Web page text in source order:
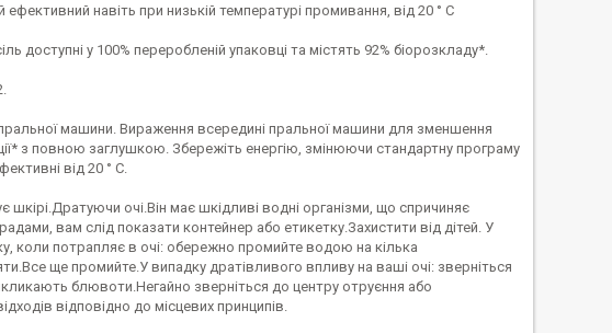
навіть при низькій температурі промивання, від 20 ° С
доступні у 100% переробленій упаковці та містять 92% біорозкладу*.
пральної машини. Вираження всередині пральної машини для зменшення
з повною заглушкою. Збережіть енергію, змінюючи стандартну програму
від 20 ° С.
очі.Він має шкідливі водні організми, що спричиняє
вам слід показати контейнер або етикетку.Захистити від дітей. У
коли потрапляє в очі: обережно промийте водою на кілька
ще промийте.У випадку дратівливого впливу на ваші очі: зверніться
блювоти.Негайно зверніться до центру отруєння або
відповідно до місцевих принципів.